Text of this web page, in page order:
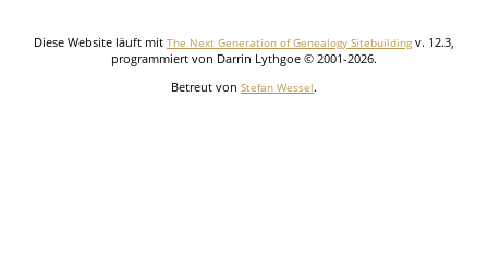
Diese Website läuft mit The Next Generation of Genealogy Sitebuilding v. 12.3,
programmiert von Darrin Lythgoe © 2001-2026.
Betreut von Stefan Wessel.